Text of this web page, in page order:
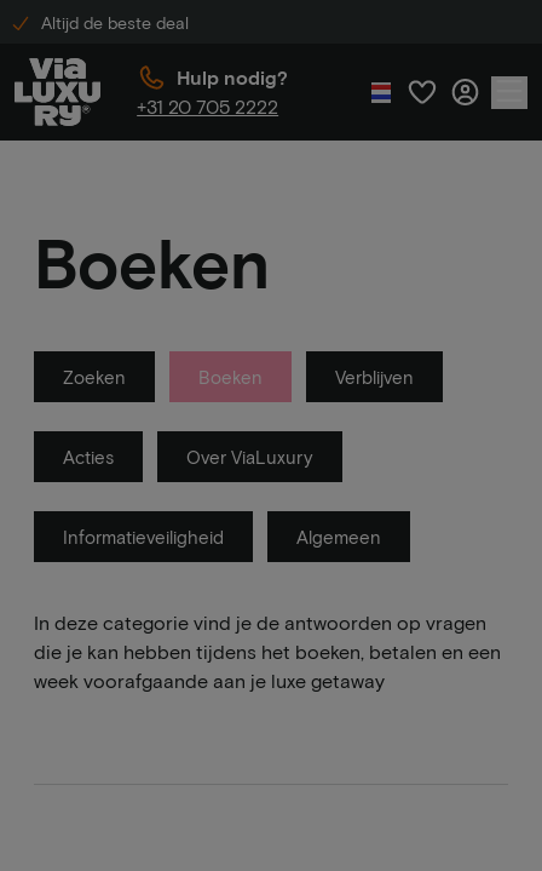
Altijd de beste deal
Hulp nodig?
+31 20 705 2222
Boeken
Zoeken Boeken Verblijven
Acties Over ViaLuxury
Informatieveiligheid Algemeen
In deze categorie vind je de antwoorden op vragen
die je kan hebben tijdens het boeken, betalen en een
week voorafgaande aan je luxe getaway